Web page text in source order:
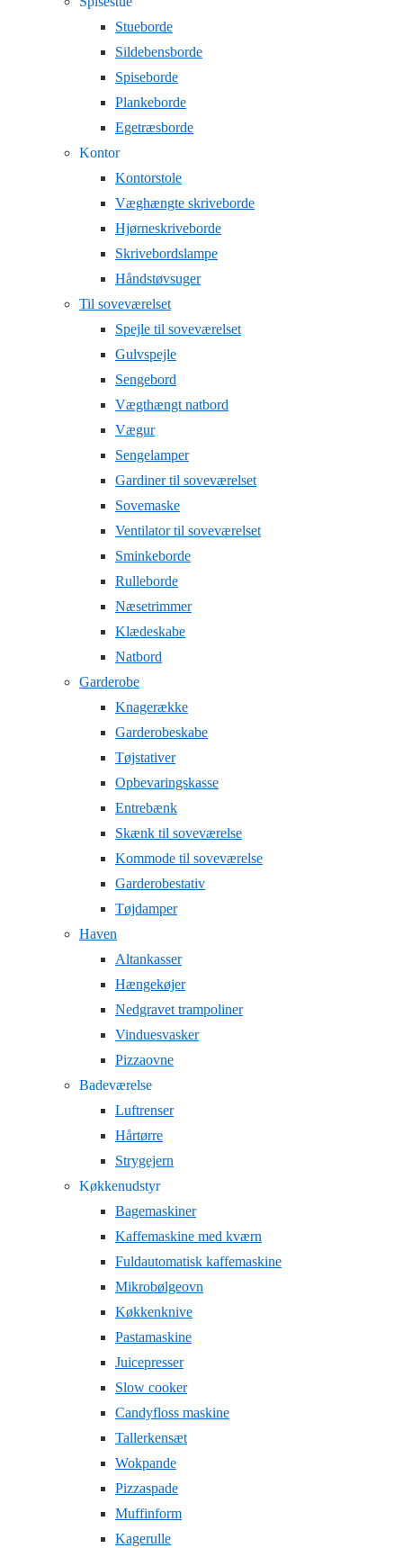
Stueborde
Sildebensborde
Spiseborde
Plankeborde
Egetræsborde
Kontor
Kontorstole
Væghængte skriveborde
Hjørneskriveborde
Skrivebordslampe
Håndstøvsuger
Til soveværelset
Spejle til soveværelset
Gulvspejle
Sengebord
Vægthængt natbord
Vægur
Sengelamper
Gardiner til soveværelset
Sovemaske
Ventilator til soveværelset
Sminkeborde
Rulleborde
Næsetrimmer
Klædeskabe
Natbord
Garderobe
Knagerække
Garderobeskabe
Tøjstativer
Opbevaringskasse
Entrebænk
Skænk til soveværelse
Kommode til soveværelse
Garderobestativ
Tøjdamper
Haven
Altankasser
Hængekøjer
Nedgravet trampoliner
Vinduesvasker
Pizzaovne
Badeværelse
Luftrenser
Hårtørre
Strygejern
Køkkenudstyr
Bagemaskiner
Kaffemaskine med kværn
Fuldautomatisk kaffemaskine
Mikrobølgeovn
Køkkenknive
Pastamaskine
Juicepresser
Slow cooker
Candyfloss maskine
Tallerkensæt
Wokpande
Pizzaspade
Muffinform
Kagerulle